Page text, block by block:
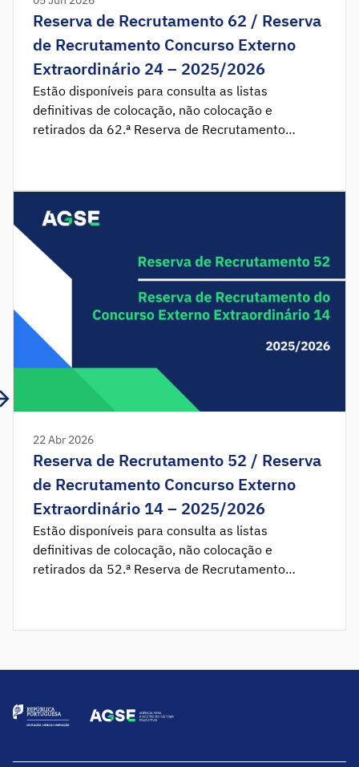
Reserva de Recrutamento 62 / Reserva
de Recrutamento Concurso Externo
Extraordinário 24 – 2025/2026
Estão disponíveis para consulta as listas
definitivas de colocação, não colocação e
retirados da 62.ª Reserva de Recrutamento
do Concurso Externo Extraordinário 2025/2026.
Aplicação da aceitação disponível das 0:00 horas
de segunda-feira, dia 8 de junho, até às 23:59
horas […]
22 Abr 2026
Reserva de Recrutamento 52 / Reserva
de Recrutamento Concurso Externo
Extraordinário 14 – 2025/2026
Estão disponíveis para consulta as listas
definitivas de colocação, não colocação e
retirados da 52.ª Reserva de Recrutamento
do Concurso Externo Extraordinário 2025/2026.